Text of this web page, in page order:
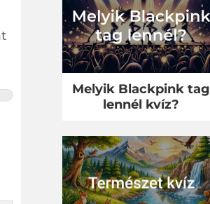
Melyik Blackpink tag
lennél kvíz?